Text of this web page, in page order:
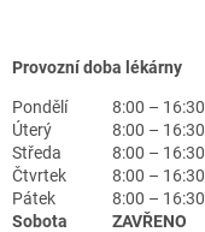
Provozní doba lékárny
Pondělí
8:00 – 16:30
Úterý
8:00 – 16:30
Středa
8:00 – 16:30
Čtvrtek
8:00 – 16:30
Pátek
8:00 – 16:30
Sobota
ZAVŘENO